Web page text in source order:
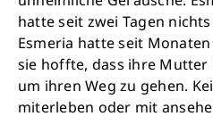
hatte seit zwei Tagen
Esmeria hatte seit
sie hoffte, dass ihre
um ihren Weg zu gehen.
miterleben oder mit
Retten Sie
Schon 50 Cent am